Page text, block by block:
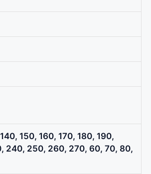
150, 160, 170, 180, 190,
240, 250, 260, 270, 60, 70, 80,